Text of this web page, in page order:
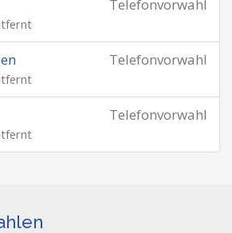
Telefonvorwahl
Telefonvorwahl
Telefonvorwahl